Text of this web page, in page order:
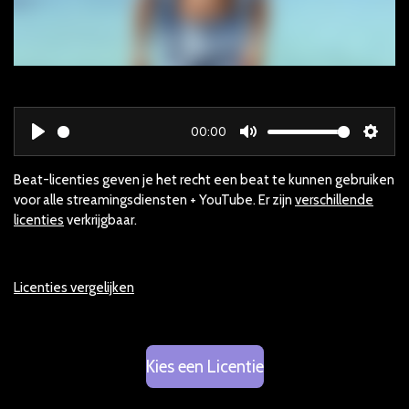
l
a
y
00:00
u
t
e
t
Beat-licenties geven je het recht een beat te kunnen gebruiken
voor alle streamingsdiensten + YouTube. Er zijnverschillende
licenties verkrijgbaar.
Licenties vergelijken
Kies een Licentie